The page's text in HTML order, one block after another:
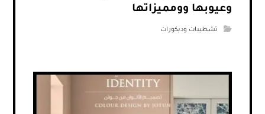
وعيوبها وومميزاتها
تشطيبات وديكورات